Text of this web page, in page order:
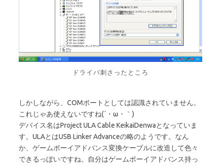
ドライバ刺さったところ
しかしながら、COMポートとしては認識されていません。
これじゃあ使えないですね(´・ω・｀)
デバイス名はProject ULA Cable KeikaiDenwaとなっていま
す。ULAとはUSB Linker Advanceの略のようです。なん
か、ゲームボーイアドバンス変換ケーブルに改造して色々
できるっぽいですね。自分はゲームボーイアドバンス持っ